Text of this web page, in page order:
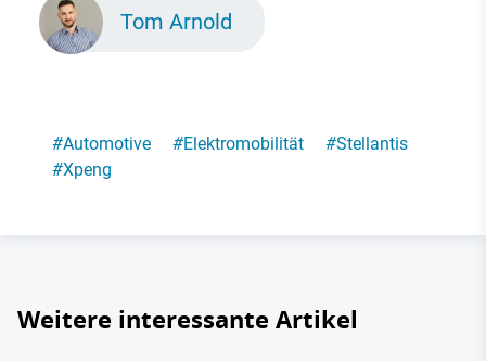
Tom Arnold
#Automotive #Elektromobilität #Stellantis
#Xpeng
Weitere interessante Artikel